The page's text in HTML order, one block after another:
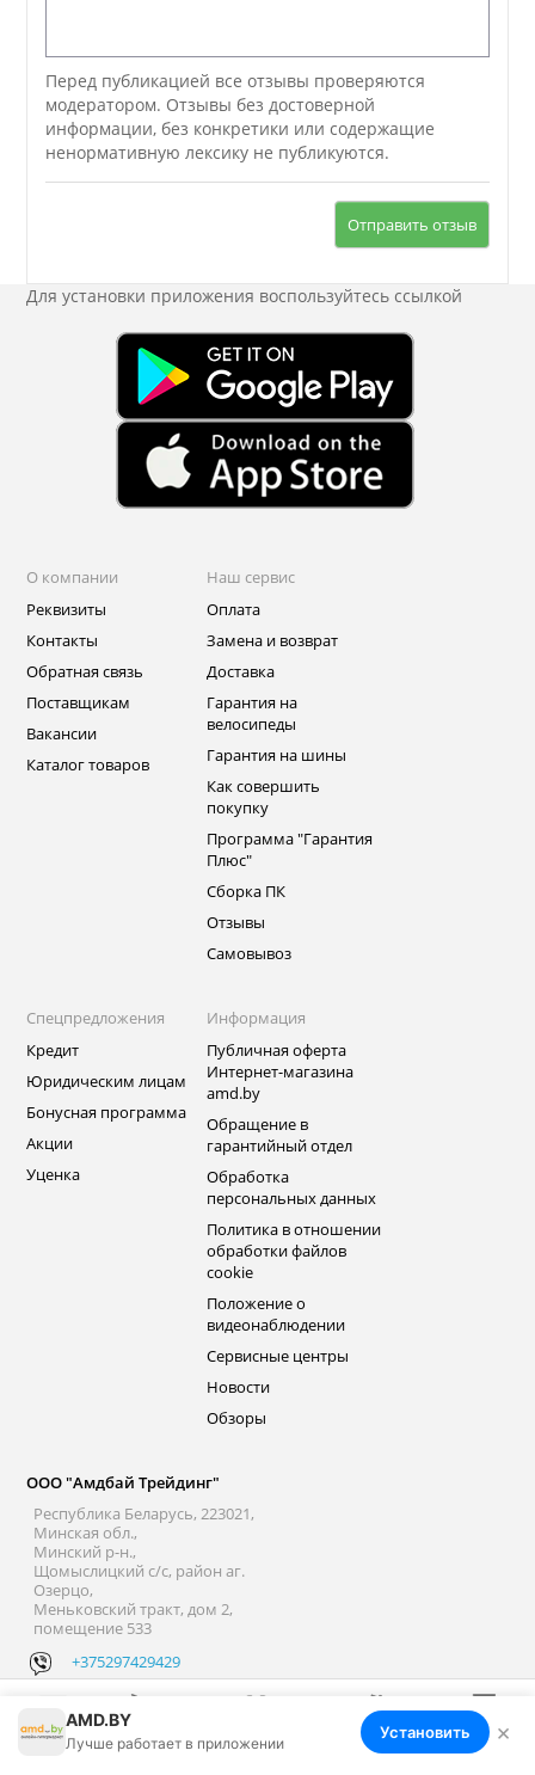
Меню Корзина Избранное Сравнение Войти
Перед публикацией все отзывы проверяются
модератором. Отзывы без достоверной
информации, без конкретики или содержащие
ненормативную лексику не публикуются.
Отправить отзыв
Для установки приложения воспользуйтесь ссылкой
О компании
Реквизиты
Контакты
Обратная связь
Поставщикам
Вакансии
Каталог товаров
Наш сервис
Оплата
Замена и возврат
Доставка
Гарантия на
велосипеды
Гарантия на шины
Как совершить
покупку
Программа "Гарантия
Плюс"
Сборка ПК
Отзывы
Самовывоз
Спецпредложения
Кредит
Юридическим лицам
Бонусная программа
Акции
Уценка
Информация
Публичная оферта
Интернет-магазина
amd.by
Обращение в
гарантийный отдел
Обработка
персональных данных
Политика в отношении
обработки файлов
cookie
Положение о
видеонаблюдении
Сервисные центры
Новости
Обзоры
ООО "Амдбай Трейдинг"
Республика Беларусь, 223021,
Минская обл.,
Минский р-н.,
Щомыслицкий с/с, район аг.
Озерцо,
Меньковский тракт, дом 2,
помещение 533
+375297429429
@AMDbybot
AMD.BY
Лучше работает в приложении
Установить ×